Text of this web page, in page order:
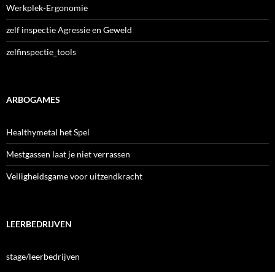
Werkplek-Ergonomie
zelf inspectie Agressie en Geweld
zelfinspectie_tools
ARBOGAMES
Healthymetal het Spel
Mestgassen laat je niet verrassen
Veiligheidsgame voor uitzendkracht
LEERBEDRIJVEN
stage/leerbedrijven